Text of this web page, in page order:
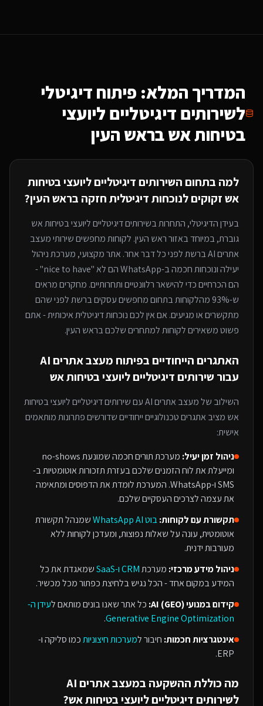
המדריך המלא: פיתוח דיגיטלי
לשירותים דיגיטליים ליועצי
בטיחות אשבראש העין
למה בתחום השירותים דיגיטליים ליועצי בטיחות
אשזקוקים לנוכחות דיגיטלית חזקה בראש העין?
בעידן הדיגיטלי, התחרות בשירותים דיגיטליים ליועצי בטיחות אש
גוברת, במיוחדבאזור ראש העין. לקוחות מחפשים שירותימעצב
אתרים AI
ברשת לפני כל דבר אחר. אתר מקצועי, מערכת ניהול
יעילה ונוכחות חכמה ב-WhatsApp הם לא "nice to have" -
הם הכרחיים כדי להישאר רלוונטיים ותחרותיים. מחקרים מראים
ש-93% מהלקוחות בתחום מחפשים עסקים ברשת לפני שהם
מתקשרים או מגיעים. אם אין לכם נוכחות דיגיטלית איכותית - אתם
פשוט משאירים לקוחות למתחריםשלכם בראש העין.
האתגרים הייחודיים בפיתוח מעצב אתרים AI
עבור שירותים דיגיטליים ליועצי בטיחות אש
השילוב שלמעצב אתרים AI עםשירותים דיגיטליים ליועצי בטיחות
אש מציב אתגרים טכנולוגיים ייחודיים שדורשים פתרונות מותאמים
אישית:
ניהול זמן יעיל:
מערכת תורים חכמה שמונעת no-shows
ומייעלת את לוח הזמנים שלכם בעזרת תזכורות אוטומטיות ב-
SMS ו-WhatsApp. המערכת לומדת את הדפוסים ומתאימה
את עצמה לצרכים העסקיים שלכם.
תקשורת עם לקוחות:בוט WhatsApp AI
שמנהל תקשורת
אוטומטית, עונה על שאלות נפוצות, ומעדכן לקוחות ללא
מעורבות ידנית.
ניהול מידע מרכזי: מערכתCRM ו-SaaS
שמאגדת את כל
המידע במקום אחד - הכל נגיש בלחיצת כפתור מכל מכשיר.
קידום במנועי AI (GEO):
כל אתר שאנו בונים מותאם לעידן ה-
Generative Engine Optimization
.
אינטגרציות חכמות: חיבור למערכות חיצוניותכמו סליקה ו-
ERP.
מה כוללת ההשקעה במעצב אתרים AI
לשירותים דיגיטליים ליועצי בטיחות אש?